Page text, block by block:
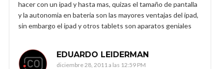
hacer con un ipad y hasta mas, quizas el tamaño de pantalla
y la autonomia en bateria son las mayores ventajas del ipad,
sin embargo el ipad y otros tablets son aparatos geniales
EDUARDO LEIDERMAN
diciembre 28, 2011 a las 12:59 PM